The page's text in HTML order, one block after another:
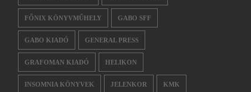
FŐNIX KÖNYVMŰHELY GABO SFF
GABO KIADÓ GENERAL PRESS
GRAFOMAN KIADÓ HELIKON
INSOMNIA KÖNYVEK JELENKOR KMK